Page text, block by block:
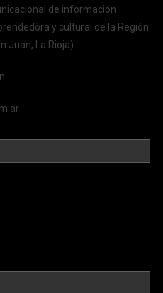
de información
y cultural de la Región
Juan, La Rioja)